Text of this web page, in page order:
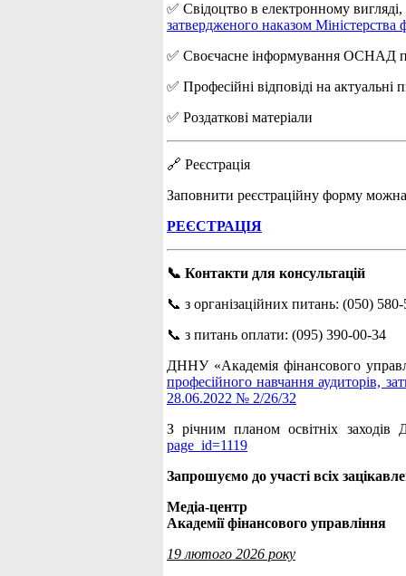
✅ Свідоцтво в електронному вигляді,
затвердженого наказом
✅ Своєчасне інформування ОСНАД
✅ Професійні відповіді на актуальні
✅ Роздаткові матеріали
🔗 Реєстрація
Заповнити реєстраційну форму
РЕЄСТРАЦІЯ
📞 Контакти для консультацій
📞 з організаційних питань: (050)
📞 з питань оплати: (095) 390-00-34
ДННУ «Академія фінансового
професійного навчання аудиторів,
28.06.2022 № 2/26/32
З річним планом освітніх
page_id=1119
Запрошуємо до участі всіх
Медіа-центр
Академії фінансового управління
19 лютого 2026 року